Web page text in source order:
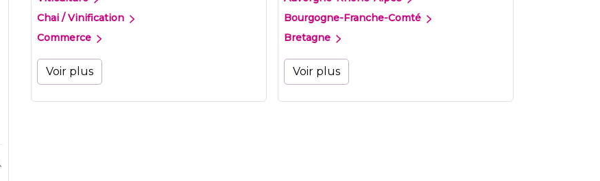
Chai / Vinification
Commerce
Voir plus
Bourgogne-Franche-Comté
Bretagne
Voir plus